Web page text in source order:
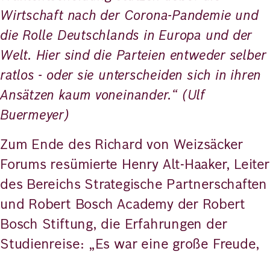
Wirtschaft nach der Corona-Pandemie und
die Rolle Deutschlands in Europa und der
Welt. Hier sind die Parteien entweder selber
ratlos - oder sie unterscheiden sich in ihren
Ansätzen kaum voneinander.“ (Ulf
Buermeyer)
Zum Ende des Richard von Weizsäcker
Forums resümierte Henry Alt-Haaker, Leiter
des Bereichs Strategische Partnerschaften
und Robert Bosch Academy der Robert
Bosch Stiftung, die Erfahrungen der
Studienreise: „Es war eine große Freude,